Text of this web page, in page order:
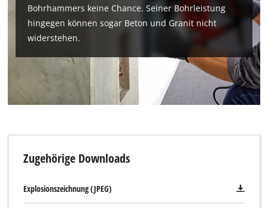
Wir benötigen deine Zustimmung, um
Google Maps laden zu können!
to trackers that are not disclosed to the
visitor. The website owner needs to setup
Bohrhammers keine Chance. Seiner Bohrleistung
hingegen können sogar Beton und Granit nicht
widerstehen.
Zugehörige Downloads
Explosionszeichnung (JPEG)